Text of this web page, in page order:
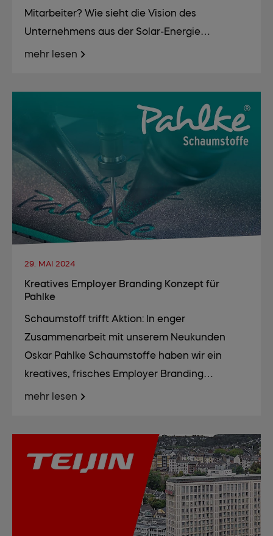
Mitarbeiter? Wie sieht die Vision des
Unternehmens aus der Solar-Energie…
mehr lesen
29. MAI 2024
Kreatives Employer Branding Konzept für
Pahlke
Schaumstoff trifft Aktion: In enger
Zusammenarbeit mit unserem Neukunden
Oskar Pahlke Schaumstoffe haben wir ein
kreatives, frisches Employer Branding…
mehr lesen